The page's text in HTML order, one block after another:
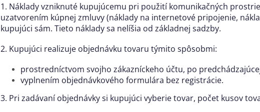
1. Náklady vzniknuté kupujúcemu pri použití komunikačných
uzatvorením kúpnej zmluvy (náklady na internetové pripojenie,
kupujúci sám. Tieto náklady sa nelíšia od základnej sadzby.
2. Kupujúci realizuje objednávku tovaru týmito spôsobmi:
prostredníctvom svojho zákazníckeho účtu, po
vyplnením objednávkového formulára bez registrácie.
3. Pri zadávaní objednávky si kupujúci vyberie tovar, počet kusov